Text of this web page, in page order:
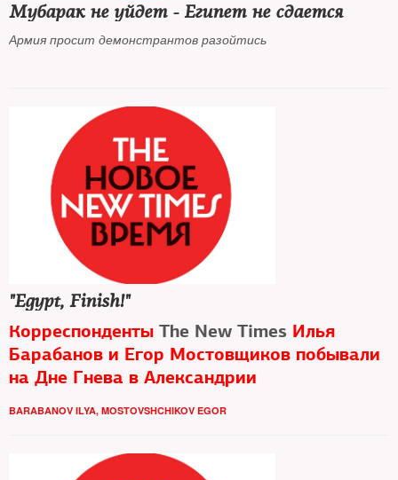
Мубарак не уйдет - Египет не сдается
Армия просит демонстрантов разойтись
"Egypt, Finish!"
Корреспонденты The New Times Илья
Барабанов и Егор Мостовщиков побывали
на Дне Гнева в Александрии
BARABANOV ILYA, MOSTOVSHCHIKOV EGOR